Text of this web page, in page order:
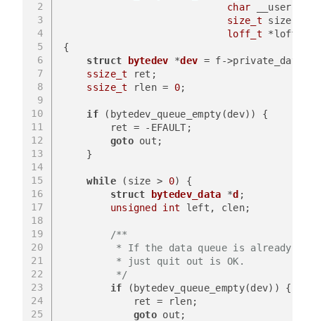
2
3
4
5
6
7
8
9
10
11
12
13
14
15
16
17
18
19
20
21
22
23
24
25
char __user
size_t size,
loff_t *loff)
{
struct
bytedev *dev = f->private_data;
ssize_t ret;
ssize_t rlen = 0;
if (bytedev_queue_empty(dev)) {
        ret = -EFAULT;
goto out;
    }
while (size > 0) {
struct
bytedev_data *d ;
unsigned int left, clen;
/**
* If the data queue is already
         * just quit out is OK.
         */
if (bytedev_queue_empty(dev)) {
            ret = rlen;
goto out;